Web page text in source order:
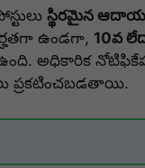
స్థిరమైన
ఉండగా, 10వ
అధికారిక
ప్రకటించబడతాయి.